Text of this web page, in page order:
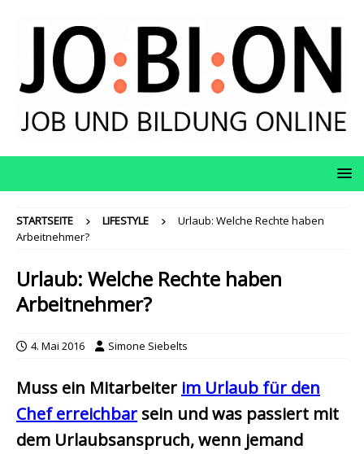
STARTSEITE LIFESTYLE
Urlaub: Welche Rechte haben
Arbeitnehmer?
Urlaub: Welche Rechte haben
Arbeitnehmer?
4. Mai 2016 Simone Siebelts
Muss ein Mitarbeiter im Urlaub für den
Chef erreichbar sein und was passiert mit
dem Urlaubsanspruch, wenn jemand